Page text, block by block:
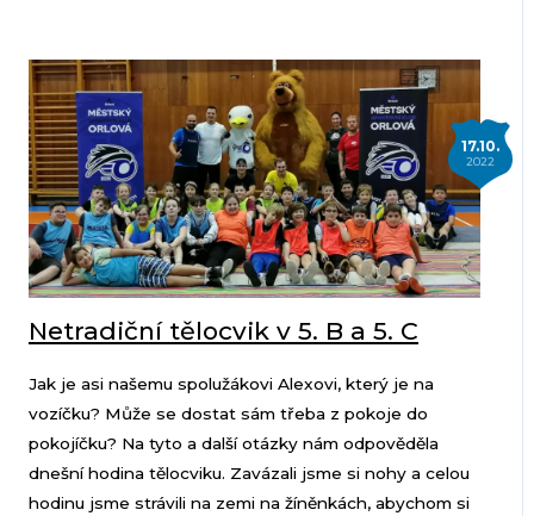
17.10.
2022
Netradiční tělocvik v 5. B a 5. C
Jak je asi našemu spolužákovi Alexovi, který je na
vozíčku? Může se dostat sám třeba z pokoje do
pokojíčku? Na tyto a další otázky nám odpověděla
dnešní hodina tělocviku. Zavázali jsme si nohy a celou
hodinu jsme strávili na zemi na žíněnkách, abychom si